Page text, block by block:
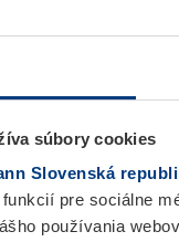
súbory cookies
Slovenská
pre sociálne
používania